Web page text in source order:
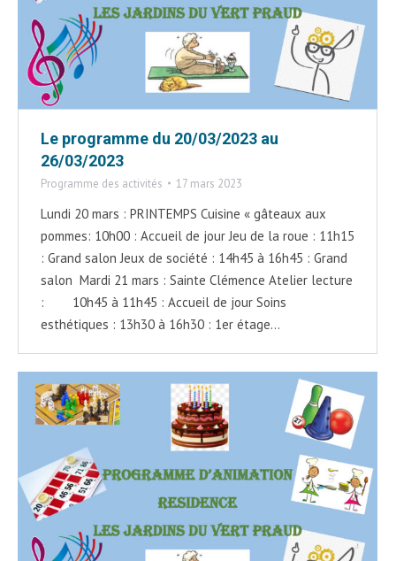
Le programme du 20/03/2023 au
26/03/2023
Programme des activités 17 mars 2023
Lundi 20 mars : PRINTEMPS Cuisine « gâteaux aux
pommes: 10h00 : Accueil de jour Jeu de la roue : 11h15
: Grand salon Jeux de société : 14h45 à 16h45 : Grand
salon Mardi 21 mars : Sainte Clémence Atelier lecture
: 10h45 à 11h45 : Accueil de jour Soins
esthétiques : 13h30 à 16h30 : 1er étage…